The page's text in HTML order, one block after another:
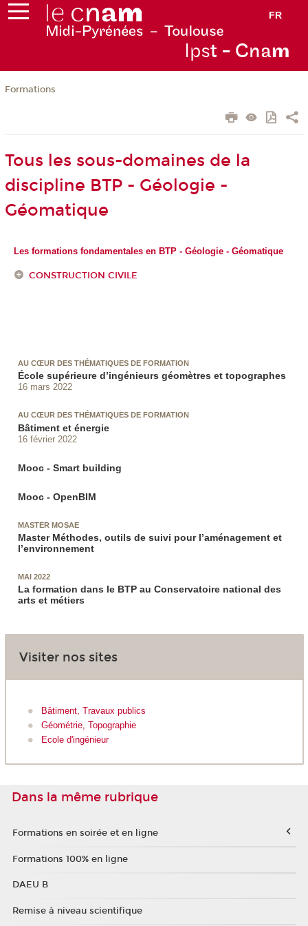
FR
Ipst - Cnam
Formations
Tous les sous-domaines de la
discipline BTP - Géologie -
Géomatique
Les formations fondamentales en BTP - Géologie - Géomatique
CONSTRUCTION CIVILE
AU CŒUR DES THÉMATIQUES DE FORMATION
École supérieure d’ingénieurs géomètres et topographes
16 mars 2022
AU CŒUR DES THÉMATIQUES DE FORMATION
Bâtiment et énergie
16 février 2022
Mooc - Smart building
Mooc - OpenBIM
MASTER MOSAE
Master Méthodes, outils de suivi pour l’aménagement et
l’environnement
MAI 2022
La formation dans le BTP au Conservatoire national des
arts et métiers
Visiter nos sites
Bâtiment, Travaux publics
Géométrie, Topographie
Ecole d'ingénieur
Dans la même rubrique
Formations en soirée et en ligne
Formations 100% en ligne
DAEU B
Remise à niveau scientifique